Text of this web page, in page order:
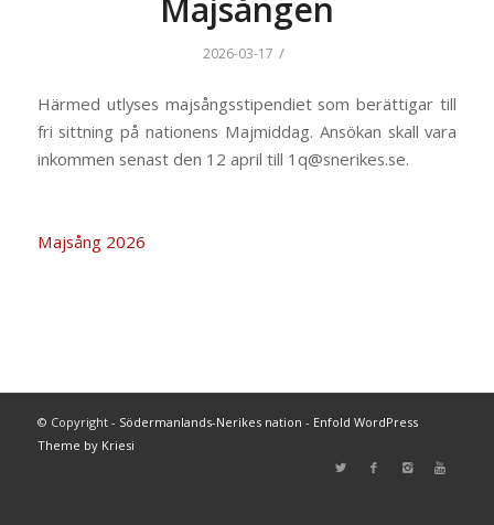
Majsången
2026-03-17 /
Härmed utlyses majsångsstipendiet som berättigar till
fri sittning på nationens Majmiddag. Ansökan skall vara
inkommen senast den 12 april till 1q@snerikes.se.
Majsång 2026
© Copyright - Södermanlands-Nerikes nation - Enfold WordPress
Theme by Kriesi